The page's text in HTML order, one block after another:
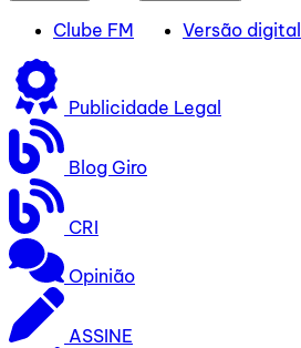
Clube FM Versão digital
Publicidade Legal
Blog Giro
CRI
Opinião
ASSINE